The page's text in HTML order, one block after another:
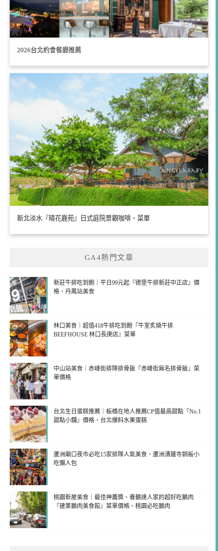
2026台北約會餐廳推薦
新北淡水『晴花鹿苑』日式庭院景觀咖啡、菜單
GA4熱門文章
新莊牛排吃到飽｜平日99元起『德堡牛排新莊中正店』價
格、丹鳳站美食
林口美食｜超值418牛排吃到飽『牛室炙燒牛排
BEEFHOUSE 林口長庚店』菜單
中山站美食｜赤峰街排隊排骨飯『赤峰街無名排骨飯』菜
單價格
台北生日蛋糕推薦｜板橋在地人推薦CP值最高甜點『No.1
甜點小舖』價格、台北爆料水果蛋糕
蘆洲廟口夜市必吃15家排隊人氣美食、蘆洲湧蓮寺銅板小
吃懶人包
桃園新屋美食｜最佳神農獎、養鵝達人家的超好吃鵝肉
『建業鵝肉美食館』菜單價格、桃園必吃鵝肉